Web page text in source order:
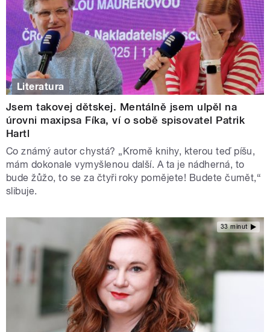
Literatura
Jsem takovej dětskej. Mentálně jsem ulpěl na
úrovni maxipsa Fíka, ví o sobě spisovatel Patrik
Hartl
Co známý autor chystá? „Kromě knihy, kterou teď píšu,
mám dokonale vymyšlenou další. A ta je nádherná, to
bude žůžo, to se za čtyři roky pomějete! Budete čumět,“
slibuje.
33 minut